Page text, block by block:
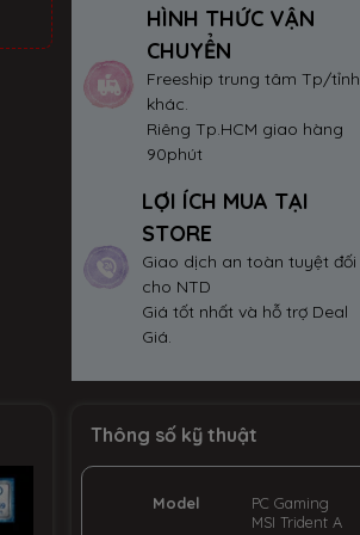
HÌNH THỨC VẬN
CHUYỂN
Freeship trung tâm Tp/tỉnh
khác.
Riêng Tp.HCM giao hàng
90phút
LỢI ÍCH MUA TẠI
STORE
Giao dịch an toàn tuyệt đối
cho NTD
Giá tốt nhất và hỗ trợ Deal
Giá.
Thông số kỹ thuật
Model
PC Gaming
MSI Trident A